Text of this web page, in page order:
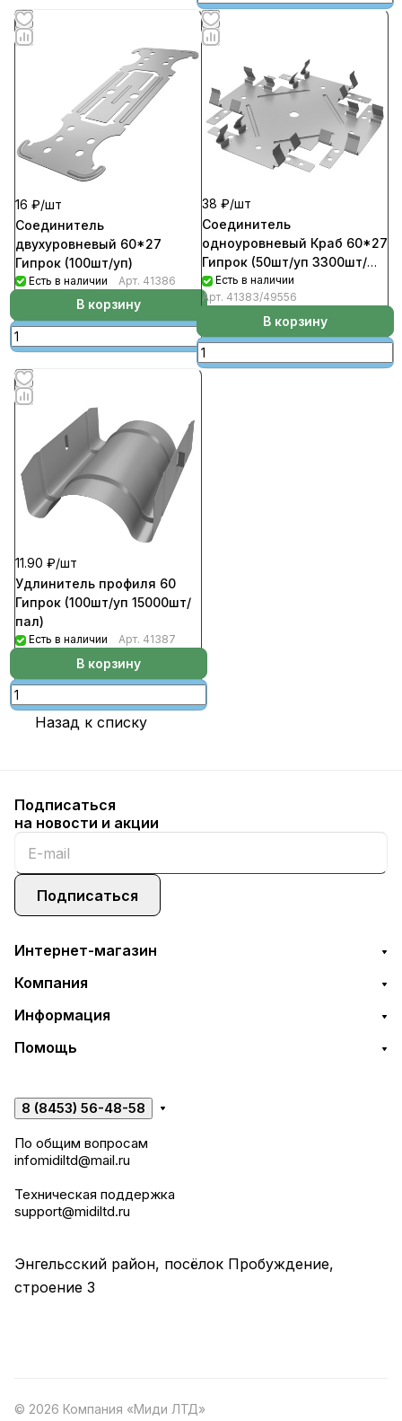
16 ₽/шт
Соединитель
двухуровневый 60*27
Гипрок (100шт/уп)
Есть в наличии Арт. 41386
В корзину
38 ₽/шт
Соединитель
одноуровневый Краб 60*27
Гипрок (50шт/уп 3300шт/
пал)Есть в наличии
Арт. 41383/49556
В корзину
11.90 ₽/шт
Удлинитель профиля 60
Гипрок (100шт/уп 15000шт/
пал)
Есть в наличии Арт. 41387
В корзину
Назад к списку
Подписаться
на новости и акции
Подписаться
Интернет-магазин
Компания
Информация
Помощь
8 (8453) 56-48-58
По общим вопросам
infomidiltd@mail.ru
Техническая поддержка
support@midiltd.ru
Энгельсский район, посёлок Пробуждение,
строение 3
© 2026 Компания «Миди ЛТД»